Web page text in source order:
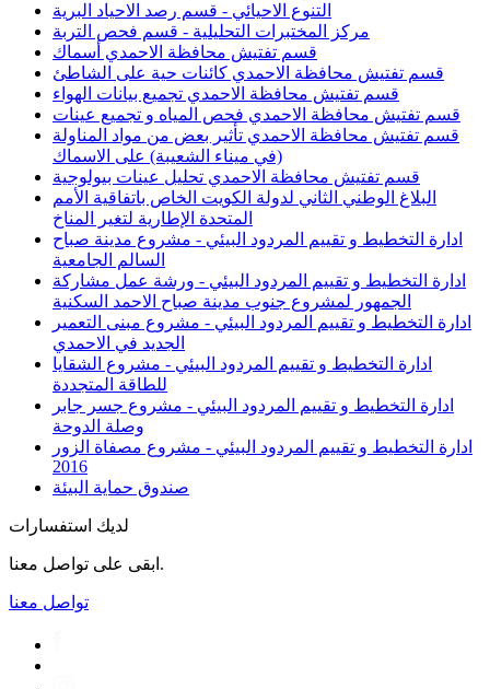
التنوع الاحيائي - قسم رصد الاحياد البرية
مركز المختبرات التحليلية - قسم فحص التربة
قسم تفتيش محافظة الاحمدي أسماك
قسم تفتيش محافظة الاحمدي كائنات حية على الشاطئ
قسم تفتيش محافظة الاحمدي تجميع بيانات الهواء
قسم تفتيش محافظة الاحمدي فحص المياه و تجميع عينات
قسم تفتيش محافظة الاحمدي تأثير بعض من مواد المناولة
(في ميناء الشعيبة) على الاسماك
قسم تفتيش محافظة الاحمدي تحليل عينات بيولوجية
البلاغ الوطني الثاني لدولة الكويت الخاص باتفاقية الأمم
المتحدة الإطارية لتغير المناخ
ادارة التخطيط و تقييم المردود البيئي - مشروع مدينة صباح
السالم الجامعية
ادارة التخطيط و تقييم المردود البيئي - ورشة عمل مشاركة
الجمهور لمشروع جنوب مدينة صباح الاحمد السكنية
ادارة التخطيط و تقييم المردود البيئي - مشروع مبنى التعمير
الجديد في الاحمدي
ادارة التخطيط و تقييم المردود البيئي - مشروع الشقايا
للطاقة المتجددة
ادارة التخطيط و تقييم المردود البيئي - مشروع جسر جابر
وصلة الدوحة
ادارة التخطيط و تقييم المردود البيئي - مشروع مصفاة الزور
2016
صندوق حماية البيئة
لديك استفسارات
ابقى على تواصل معنا.
تواصل معنا